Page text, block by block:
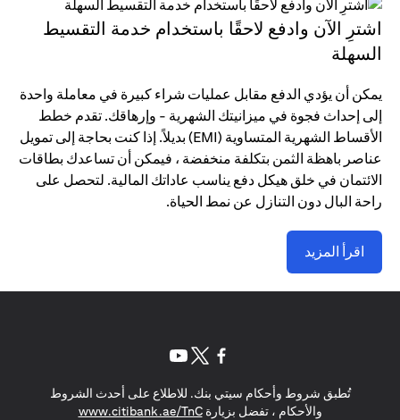
اشترِ الآن وادفع لاحقًا باستخدام خدمة التقسيط
السهلة
يمكن أن يؤدي الدفع مقابل عمليات شراء كبيرة في معاملة واحدة
إلى إحداث فجوة في ميزانيتك الشهرية - وإرهاقك. تقدم خطط
الأقساط الشهرية المتساوية (EMI) بديلاً. إذا كنت بحاجة إلى تمويل
عناصر باهظة الثمن بتكلفة منخفضة ، فيمكن أن تساعدك بطاقات
الائتمان في خلق هيكل دفع يناسب عاداتك المالية. لتحصل على
راحة البال دون التنازل عن نمط الحياة.
اقرأ المزيد
تُطبق شروط وأحكام سيتي بنك. للاطلاع على أحدث الشروط
والأحكام ، تفضل بزيارةwww.citibank.ae/TnC
(opens in a new tab)